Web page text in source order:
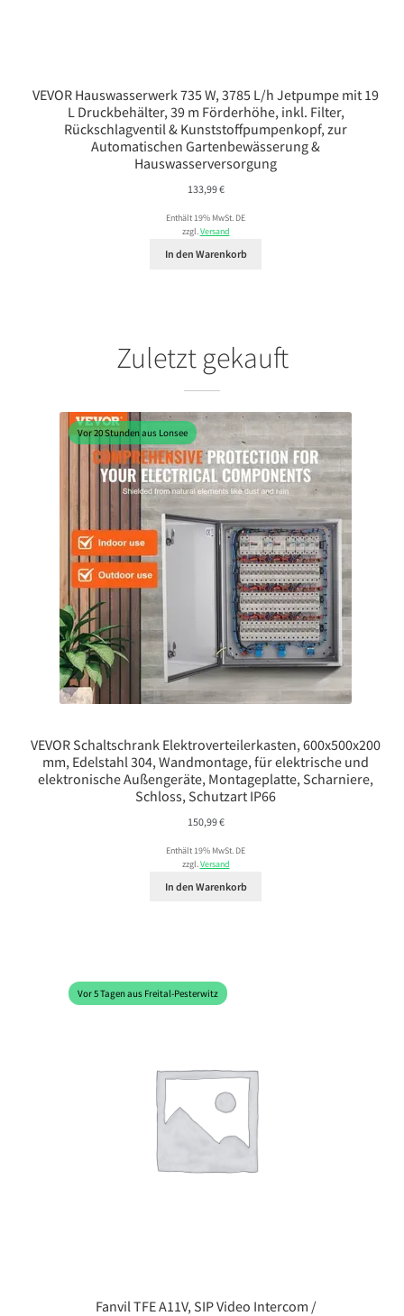
VEVOR Hauswasserwerk 735 W, 3785 L/h Jetpumpe mit 19
L Druckbehälter, 39 m Förderhöhe, inkl. Filter,
Rückschlagventil & Kunststoffpumpenkopf, zur
Automatischen Gartenbewässerung &
Hauswasserversorgung
133,99€
Enthält 19% MwSt. DE
zzgl.Versand
In den Warenkorb
Zuletzt gekauft
Vor 20 Stunden aus Lonsee
VEVOR Schaltschrank Elektroverteilerkasten, 600x500x200
mm, Edelstahl 304, Wandmontage, für elektrische und
elektronische Außengeräte, Montageplatte, Scharniere,
Schloss, Schutzart IP66
150,99€
Enthält 19% MwSt. DE
zzgl.Versand
In den Warenkorb
Vor 5 Tagen aus Freital-Pesterwitz
Fanvil TFE A11V, SIP Video Intercom /